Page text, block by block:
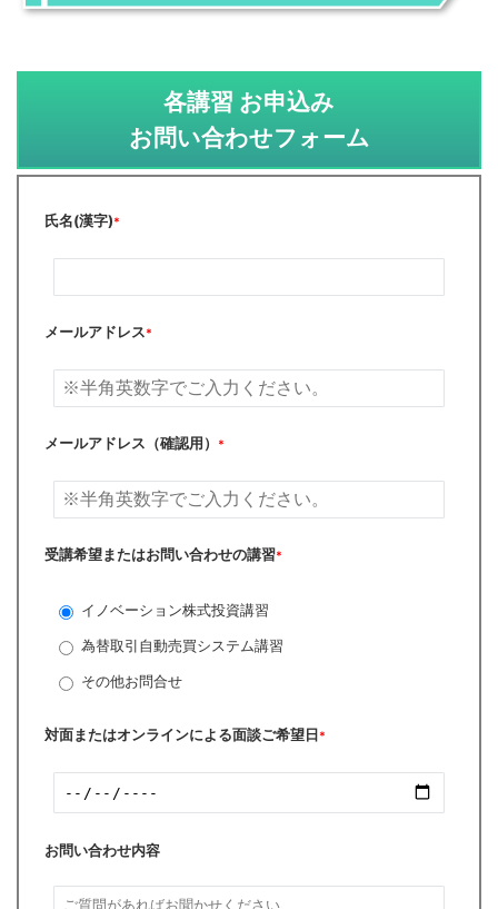
各講習 お申込み
お問い合わせフォーム
氏名(漢字)*
メールアドレス*
メールアドレス（確認用） *
受講希望またはお問い合わせの講習*
イノベーション株式投資講習
為替取引自動売買システム講習
その他お問合せ
対面またはオンラインによる面談ご希望日*
お問い合わせ内容